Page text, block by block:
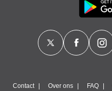
Contact Over ons FAQ